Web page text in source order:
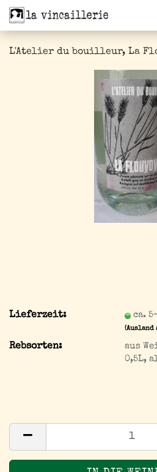
L'Atelier du bouilleur, La
Lieferzeit: ca.
(Ausland
Rebsorten:
aus
0,5L,